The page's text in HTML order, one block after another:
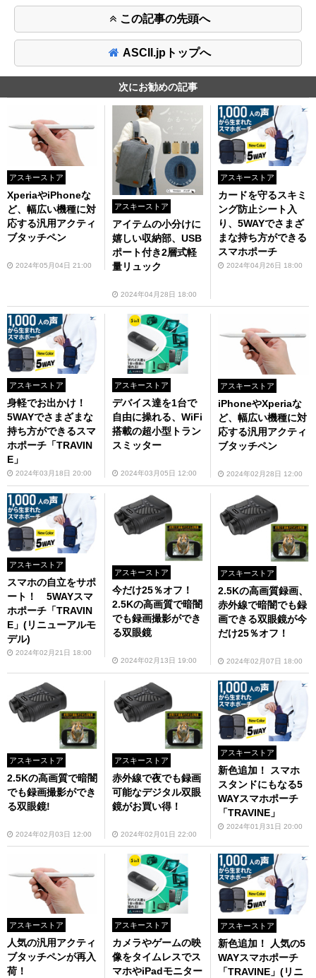
この記事の先頭へ
ASCII.jpトップへ
次にお勧めの記事
アスキーストア
XperiaやiPhoneな
ど、幅広い機種に対
応する汎用アクティ
ブタッチペン
2024年05月04日 21:00
アスキーストア
アイテムの小分けに
嬉しい収納部、USB
ポート付き2層式軽
量リュック
2024年04月28日 18:00
アスキーストア
カードを守るスキミ
ング防止シート入
り、5WAYでさまざ
まな持ち方ができる
スマホポーチ
2024年04月26日 18:00
アスキーストア
身軽でお出かけ！
5WAYでさまざまな
持ち方ができるスマ
ホポーチ「TRAVIN
E」
2024年03月18日 20:00
アスキーストア
デバイス達を1台で
自由に操れる、WiFi
搭載の超小型トラン
スミッター
2024年03月05日 12:00
アスキーストア
iPhoneやXperiaな
ど、幅広い機種に対
応する汎用アクティ
ブタッチペン
2024年02月28日 12:00
アスキーストア
スマホの自立をサポ
ート！ 5WAYスマ
ホポーチ「TRAVIN
E」(リニューアルモ
デル)
2024年02月21日 18:00
アスキーストア
今だけ25％オフ！
2.5Kの高画質で暗闇
でも録画撮影ができ
る双眼鏡
2024年02月13日 19:00
アスキーストア
2.5Kの高画質録画、
赤外線で暗闇でも録
画できる双眼鏡が今
だけ25％オフ！
2024年02月07日 18:00
アスキーストア
2.5Kの高画質で暗闇
でも録画撮影ができ
る双眼鏡!
2024年02月03日 12:00
アスキーストア
赤外線で夜でも録画
可能なデジタル双眼
鏡がお買い得！
2024年02月01日 22:00
アスキーストア
新色追加！ スマホ
スタンドにもなる5
WAYスマホポーチ
「TRAVINE」
2024年01月31日 20:00
アスキーストア
人気の汎用アクティ
ブタッチペンが再入
荷！
アスキーストア
カメラやゲームの映
像をタイムレスでス
マホやiPadモニター
アスキーストア
新色追加！ 人気の5
WAYスマホポーチ
「TRAVINE」(リニ